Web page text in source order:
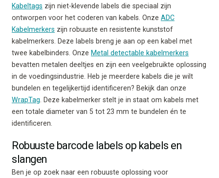
Kabeltags zijn niet-klevende labels die speciaal zijn
ontworpen voor het coderen van kabels. Onze ADC
Kabelmerkers zijn robuuste en resistente kunststof
kabelmerkers. Deze labels breng je aan op een kabel met
twee kabelbinders. Onze Metal detectable kabelmerkers
bevatten metalen deeltjes en zijn een veelgebruikte oplossing
in de voedingsindustrie. Heb je meerdere kabels die je wilt
bundelen en tegelijkertijd identificeren? Bekijk dan onze
WrapTag . Deze kabelmerker stelt je in staat om kabels met
een totale diameter van 5 tot 23 mm te bundelen én te
identificeren.
Robuuste barcode labels op kabels en
slangen
Ben je op zoek naar een robuuste oplossing voor